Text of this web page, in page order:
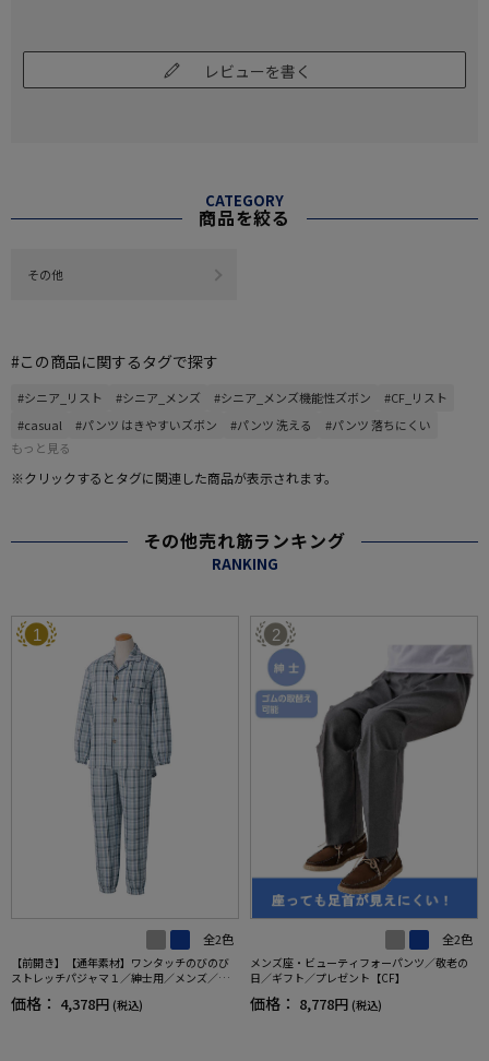
レビューを書く
CATEGORY
商品を絞る
その他
#この商品に関するタグで探す
#シニア_リスト #シニア_メンズ #シニア_メンズ機能性ズボン
#CF_リスト
#casual
#パンツ はきやすいズボン #パンツ 洗える
#パンツ 落ちにくい
もっと見る
※クリックするとタグに関連した商品が表示されます。
その他売れ筋ランキング
RANKING
1
全2色
【前開き】【通年素材】ワンタッチのびのび
ストレッチパジャマ１／紳士用／メンズ／高
齢者／シニア／名前記入欄付／後ろ長め／ギ
フト／プレゼント【CF】
価格： 4,378円 (税込)
2
全2色
メンズ座・ビューティフォーパンツ／敬老の
日／ギフト／プレゼント【CF】
価格： 8,778円 (税込)